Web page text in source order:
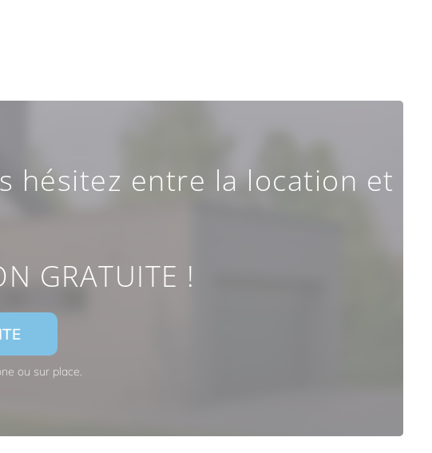
hésitez entre la location et
GRATUITE !
ou sur place.